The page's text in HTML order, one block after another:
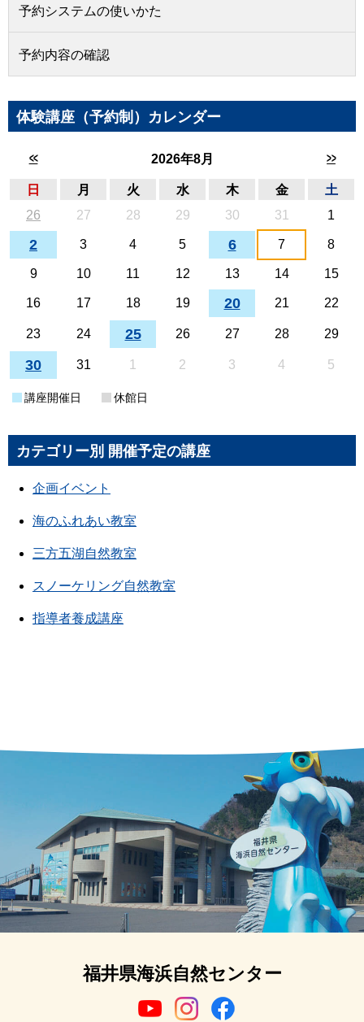
予約システムの使いかた
予約内容の確認
体験講座（予約制）カレンダー
<< 2026年8月 >>
日 月 火 水 木 金
土
26
27 28 29 30 31 1
2 3 4 5 6 7 8
9 10 11 12 13 14 15
16 17 18 19 20 21 22
23 24 25 26 27 28 29
30 31 1 2 3 4 5
講座開催日 休館日
カテゴリー別 開催予定の講座
企画イベント
海のふれあい教室
三方五湖自然教室
スノーケリング自然教室
指導者養成講座
福井県海浜自然センター